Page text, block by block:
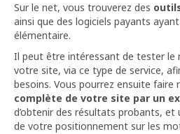
Sur le net, vous trouverez des
ainsi que des logiciels payants
élémentaire.
Il peut être intéressant de tester le
votre site, via ce type de service,
besoins. Vous pourrez ensuite faire
complète de votre site par un
d’obtenir des résultats probants,
de votre positionnement sur les